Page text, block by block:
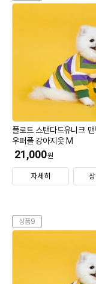
플로트 스탠다드유니크
우퍼플 강아지옷 M
21,000원
자세히
상품9